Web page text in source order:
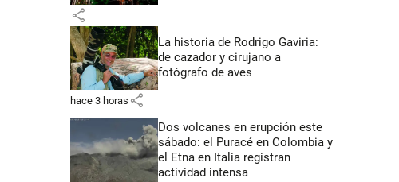
share
La historia de Rodrigo Gaviria:
de cazador y cirujano a
fotógrafo de aves
hace 3 horas share
Dos volcanes en erupción este
sábado: el Puracé en Colombia y
el Etna en Italia registran
actividad intensa